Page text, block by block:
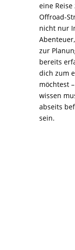
eine
Offroad-
nicht nur
zur
bereits
dich zum
möchtest
wissen
abseits
sein.